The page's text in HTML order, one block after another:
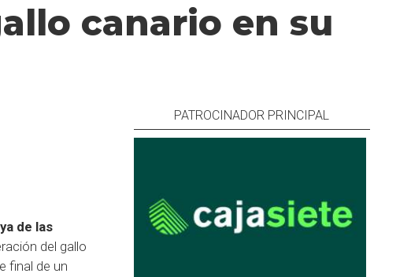
canario en su
de las
del gallo
final de un
PATROCINADOR PRINCIPAL